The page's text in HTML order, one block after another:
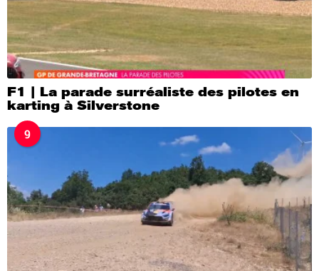
F1 | La parade surréaliste des pilotes en
karting à Silverstone
9